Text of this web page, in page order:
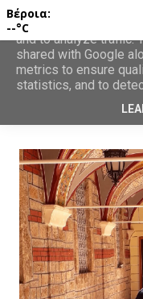
Βέροια:
--°C
This site uses
and to analyze traffic.
shared with Google
metrics to ensure
statistics, and to